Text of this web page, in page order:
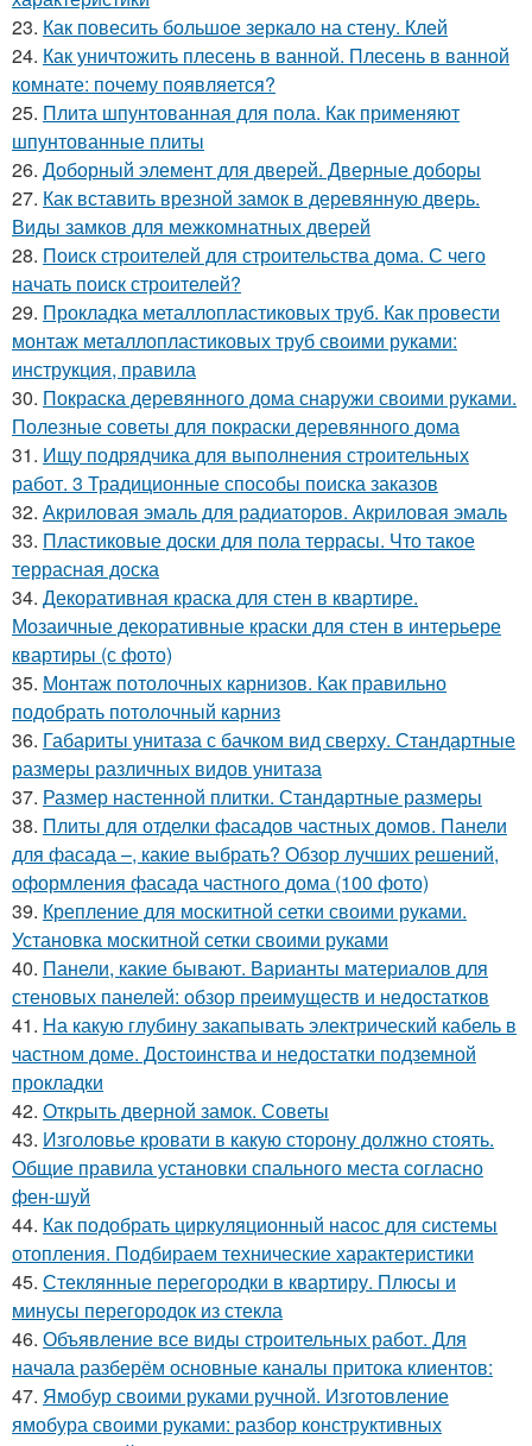
23. Как повесить большое зеркало на стену. Клей
24. Как уничтожить плесень в ванной. Плесень в ванной
комнате: почему появляется?
25. Плита шпунтованная для пола. Как применяют
шпунтованные плиты
26. Доборный элемент для дверей. Дверные доборы
27. Как вставить врезной замок в деревянную дверь.
Виды замков для межкомнатных дверей
28. Поиск строителей для строительства дома. С чего
начать поиск строителей?
29. Прокладка металлопластиковых труб. Как провести
монтаж металлопластиковых труб своими руками:
инструкция, правила
30. Покраска деревянного дома снаружи своими руками.
Полезные советы для покраски деревянного дома
31. Ищу подрядчика для выполнения строительных
работ. 3 Традиционные способы поиска заказов
32. Акриловая эмаль для радиаторов. Акриловая эмаль
33. Пластиковые доски для пола террасы. Что такое
террасная доска
34. Декоративная краска для стен в квартире.
Мозаичные декоративные краски для стен в интерьере
квартиры (с фото)
35. Монтаж потолочных карнизов. Как правильно
подобрать потолочный карниз
36. Габариты унитаза с бачком вид сверху. Стандартные
размеры различных видов унитаза
37. Размер настенной плитки. Стандартные размеры
38. Плиты для отделки фасадов частных домов. Панели
для фасада –, какие выбрать? Обзор лучших решений,
оформления фасада частного дома (100 фото)
39. Крепление для москитной сетки своими руками.
Установка москитной сетки своими руками
40. Панели, какие бывают. Варианты материалов для
стеновых панелей: обзор преимуществ и недостатков
41. На какую глубину закапывать электрический кабель в
частном доме. Достоинства и недостатки подземной
прокладки
42. Открыть дверной замок. Советы
43. Изголовье кровати в какую сторону должно стоять.
Общие правила установки спального места согласно
фен-шуй
44. Как подобрать циркуляционный насос для системы
отопления. Подбираем технические характеристики
45. Стеклянные перегородки в квартиру. Плюсы и
минусы перегородок из стекла
46. Объявление все виды строительных работ. Для
начала разберём основные каналы притока клиентов:
47. Ямобур своими руками ручной. Изготовление
ямобура своими руками: разбор конструктивных